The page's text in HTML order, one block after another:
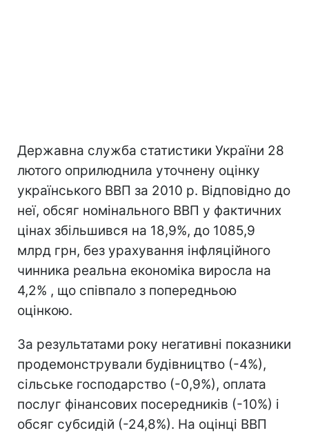
Державна служба статистики України 28
лютого оприлюднила уточнену оцінку
українського ВВП за 2010 р. Відповідно до
неї, обсяг номінального ВВП у фактичних
цінах збільшився на 18,9%, до 1085,9
млрд грн, без урахування інфляційного
чинника реальна економіка виросла на
4,2% , що співпало з попередньою
оцінкою.
За результатами року негативні показники
продемонстрували будівництво (-4%),
сільське господарство (-0,9%), оплата
послуг фінансових посередників (-10%) і
обсяг субсидій (-24,8%). На оцінці ВВП